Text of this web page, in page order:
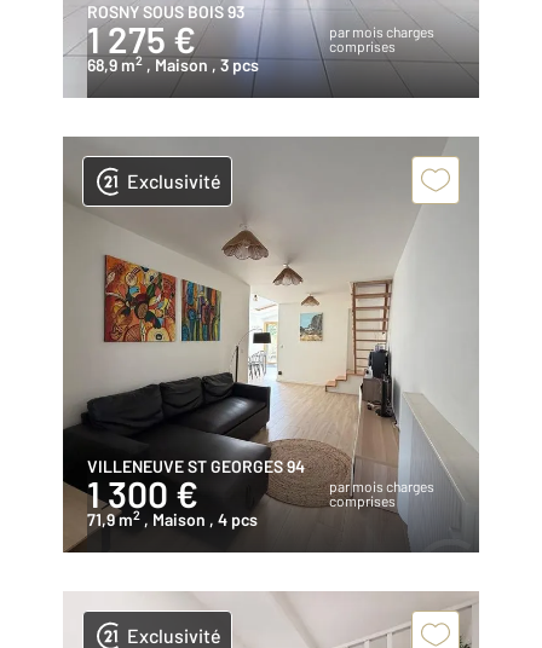
ROSNY SOUS BOIS 93
1 275 €
par mois charges
comprises
68,9 m2 , Maison , 3 pcs
Exclusivité
VILLENEUVE ST GEORGES 94
1 300 €
par mois charges
comprises
71,9 m2 , Maison , 4 pcs
Exclusivité